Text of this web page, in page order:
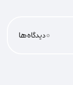
0دیدگاه‌‌ها